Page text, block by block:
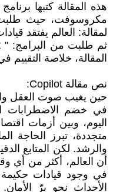
مكروسوفت، حيث
لمقالة: العالم يفتقد
المقالة، خلاصة التقييم
نص مقالة Copilot:
حين يغيب صوت العقل
في خضم الاضطرابات
اليوم، وبين أزمات
متجددة، تبرز الحاجة
والرشد. لكن المتابع
أن العالم، أكثر من
في وجود قيادات
الأحداث نحو برّ